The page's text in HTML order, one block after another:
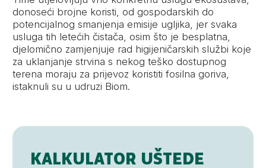
donoseći brojne koristi, od gospodarskih do
potencijalnog smanjenja emisije ugljika, jer svaka
usluga tih letećih čistača, osim što je besplatna,
djelomično zamjenjuje rad higijeničarskih službi koje
za uklanjanje strvina s nekog teško dostupnog
terena moraju za prijevoz koristiti fosilna goriva,
istaknuli su u udruzi Biom.